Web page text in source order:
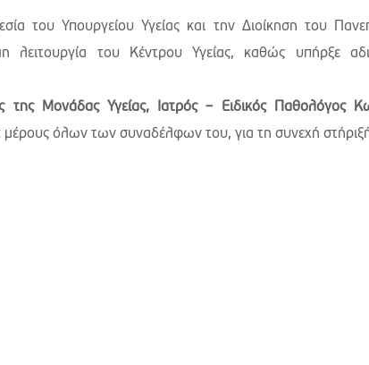
του Υπουργείου Υγείας και την Διοίκηση του
λειτουργία του Κέντρου Υγείας, καθώς υπήρξε
της Μονάδας Υγείας, Ιατρός – Ειδικός Παθολόγος
μέρους όλων των συναδέλφων του, για τη συνεχή